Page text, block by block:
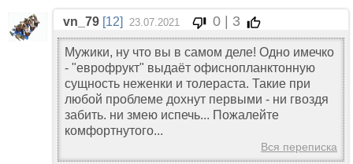
vn_79 [12] 23.07.2021 0 | 3
Мужики, ну что вы в самом деле! Одно имечко
- "еврофрукт" выдаёт офиснопланктонную
сущность неженки и толераста. Такие при
любой проблеме дохнут первыми - ни гвоздя
забить. ни змею испечь... Пожалейте
комфортнутого...
Вся переписка